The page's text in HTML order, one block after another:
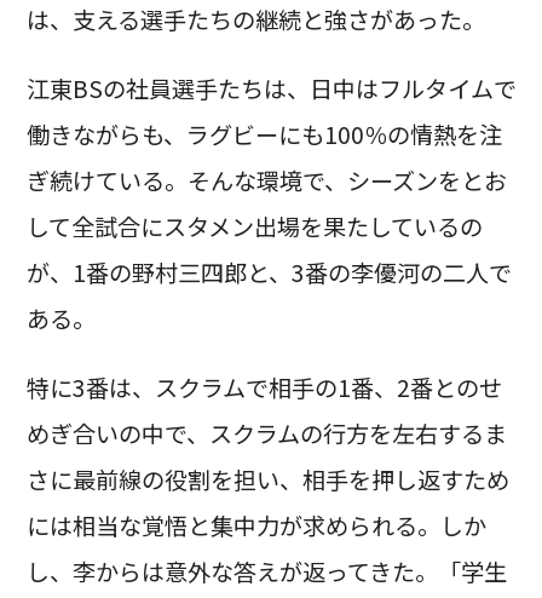
は、支える選手たちの継続と強さがあった。
江東BSの社員選手たちは、日中はフルタイムで
働きながらも、ラグビーにも100％の情熱を注
ぎ続けている。そんな環境で、シーズンをとお
して全試合にスタメン出場を果たしているの
が、1番の野村三四郎と、3番の李優河の二人で
ある。
特に3番は、スクラムで相手の1番、2番とのせ
めぎ合いの中で、スクラムの行方を左右するま
さに最前線の役割を担い、相手を押し返すため
には相当な覚悟と集中力が求められる。しか
し、李からは意外な答えが返ってきた。「学生